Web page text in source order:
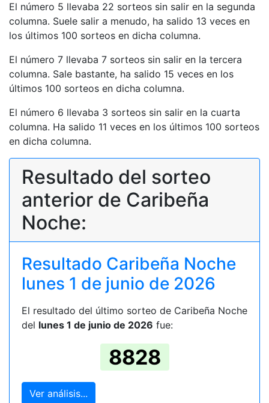
El número 5 llevaba 22 sorteos sin salir en la segunda
columna. Suele salir a menudo, ha salido 13 veces en
los últimos 100 sorteos en dicha columna.
El número 7 llevaba 7 sorteos sin salir en la tercera
columna. Sale bastante, ha salido 15 veces en los
últimos 100 sorteos en dicha columna.
El número 6 llevaba 3 sorteos sin salir en la cuarta
columna. Ha salido 11 veces en los últimos 100 sorteos
en dicha columna.
Resultado del sorteo
anterior de Caribeña
Noche:
Resultado Caribeña Noche
lunes 1 de junio de 2026
El resultado del último sorteo de Caribeña Noche
del lunes 1 de junio de 2026 fue:
8828
Ver análisis...